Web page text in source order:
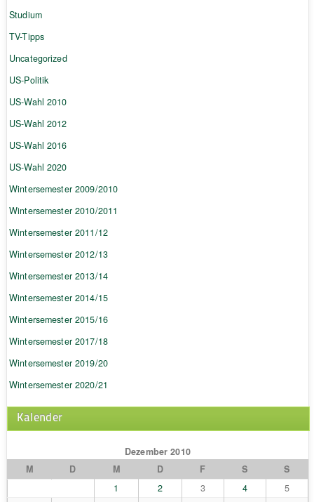
Studium
TV-Tipps
Uncategorized
US-Politik
US-Wahl 2010
US-Wahl 2012
US-Wahl 2016
US-Wahl 2020
Wintersemester 2009/2010
Wintersemester 2010/2011
Wintersemester 2011/12
Wintersemester 2012/13
Wintersemester 2013/14
Wintersemester 2014/15
Wintersemester 2015/16
Wintersemester 2017/18
Wintersemester 2019/20
Wintersemester 2020/21
Kalender
Dezember 2010
M
D M D F S
S
1
2 3 4
5